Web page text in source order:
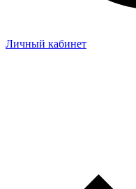
Личный кабинет